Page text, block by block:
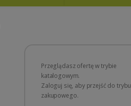
Przeglądasz ofertę w trybie
katalogowym.
Zaloguj się, aby przejść do trybu
zakupowego.